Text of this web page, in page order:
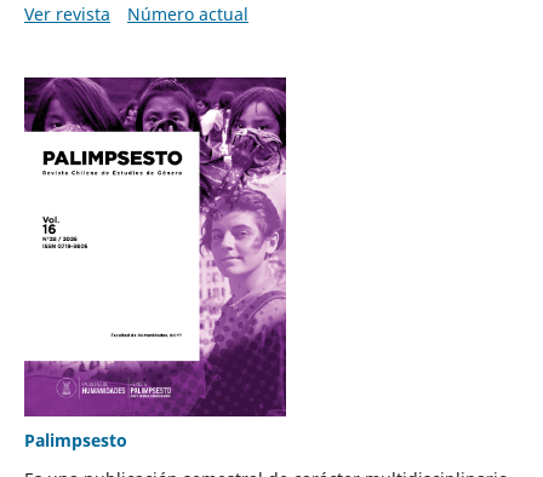
Ver revista
Número actual
Palimpsesto